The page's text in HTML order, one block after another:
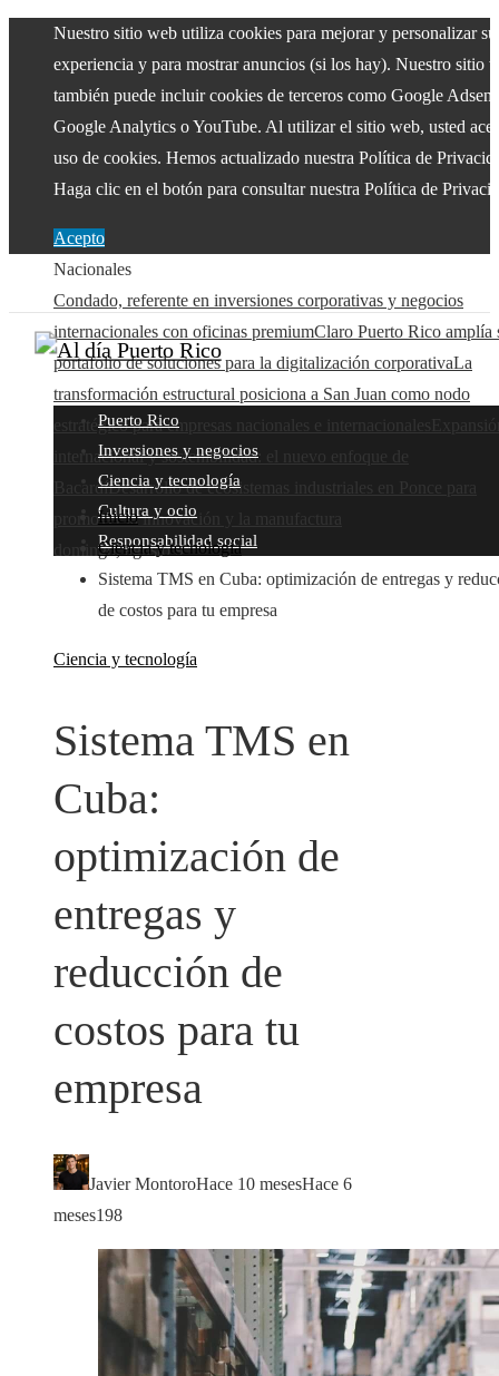
Nuestro sitio web utiliza cookies para mejorar y personalizar su
experiencia y para mostrar anuncios (si los hay). Nuestro sitio
también puede incluir cookies de terceros como Google
Google Analytics o YouTube. Al utilizar el sitio web, usted
uso de cookies. Hemos actualizado nuestra Política de
Haga clic en el botón para consultar nuestra Política de
Acepto
Nacionales
Condado, referente en inversiones corporativas y negocios
internacionales con oficinas premiumClaro Puerto Rico amplía
portafolio de soluciones para la digitalización corporativaLa
transformación estructural posiciona a San Juan como nodo
estratégico para empresas nacionales e internacionales
internacional y sostenibilidad: el nuevo enfoque de
BacardíDesarrollo de ecosistemas industriales en Ponce para
promover la innovación y la manufactura
domingo, agosto 9
Puerto Rico
Inversiones y negocios
Ciencia y tecnología
Cultura y ocio
Responsabilidad social
Inicio
Ciencia y tecnología
Sistema TMS en Cuba: optimización de entregas y
de costos para tu empresa
Ciencia y tecnología
Sistema TMS en
Cuba:
optimización de
entregas y
reducción de
costos para tu
empresa
Javier MontoroHace 10 mesesHace 6
meses198